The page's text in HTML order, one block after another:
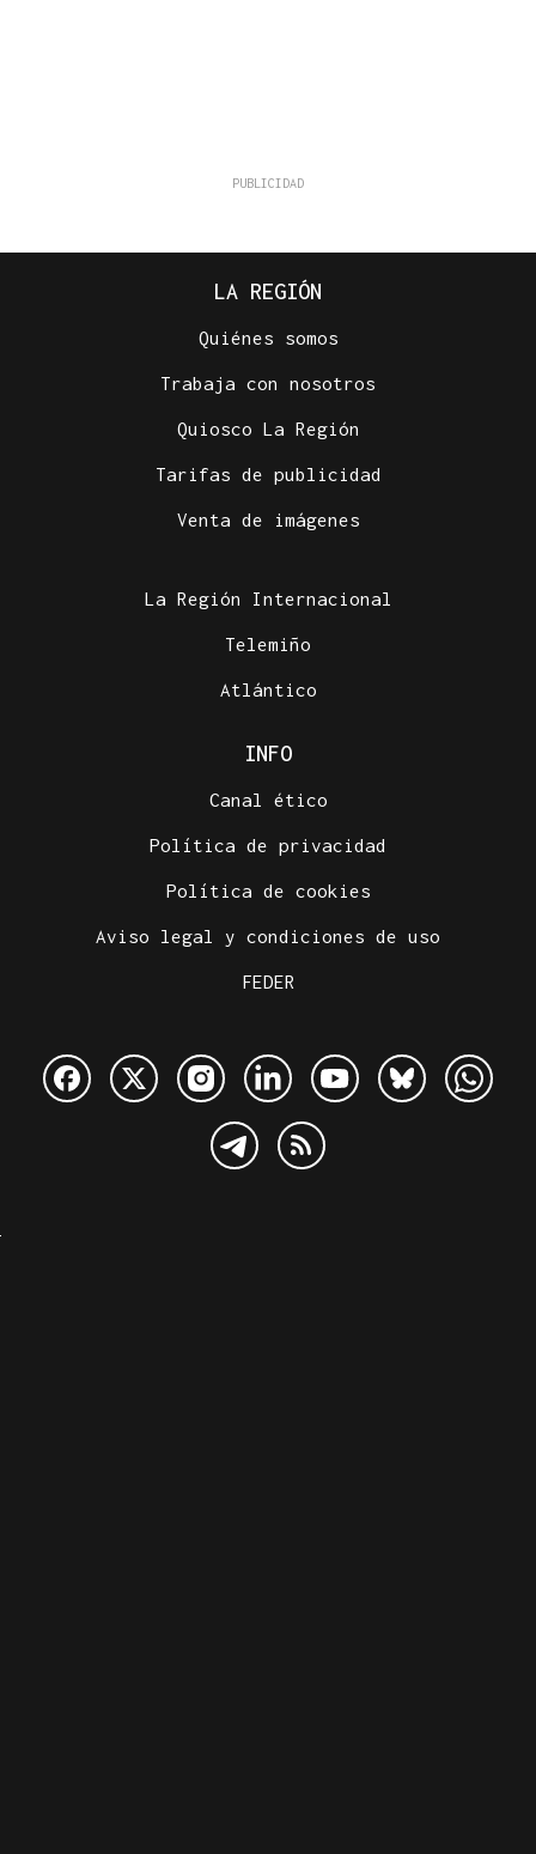
LA REGIÓN
Quiénes somos
Trabaja con nosotros
Quiosco La Región
Tarifas de publicidad
Venta de imágenes
La Región Internacional
Telemiño
Atlántico
INFO
Canal ético
Política de privacidad
Política de cookies
Aviso legal y condiciones de uso
FEDER